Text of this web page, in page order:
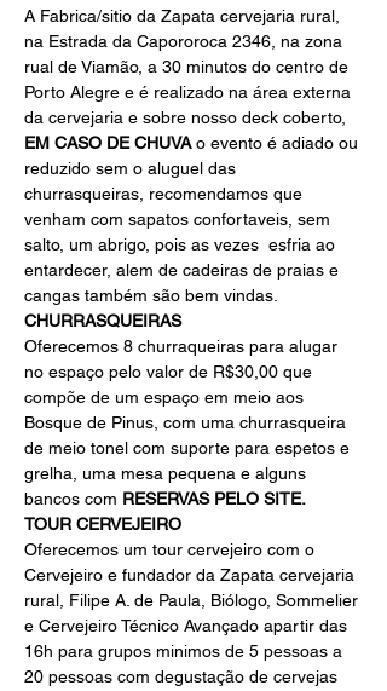
A Fabrica/sitio da Zapata cervejaria rural,
na Estrada da Capororoca 2346, na zona
rual de Viamão, a 30 minutos do centro de
Porto Alegre e é realizado na área externa
da cervejaria e sobre nosso deck coberto,
EM CASO DE CHUVA o evento é adiado ou
reduzido sem o aluguel das
churrasqueiras, recomendamos que
venham com sapatos confortaveis, sem
salto, um abrigo, pois as vezes  esfria ao
entardecer, alem de cadeiras de praias e
cangas também são bem vindas.
CHURRASQUEIRAS
Oferecemos 8 churraqueiras para alugar
no espaço pelo valor de R$30,00 que
compõe de um espaço em meio aos
Bosque de Pinus, com uma churrasqueira
de meio tonel com suporte para espetos e
grelha, uma mesa pequena e alguns
bancos com RESERVAS PELO SITE.
TOUR CERVEJEIRO
Oferecemos um tour cervejeiro com o
Cervejeiro e fundador da Zapata cervejaria
rural, Filipe A. de Paula, Biólogo, Sommelier
e Cervejeiro Técnico Avançado apartir das
16h para grupos minimos de 5 pessoas a
20 pessoas com degustação de cervejas